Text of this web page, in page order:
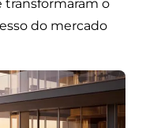
transformaram o
do mercado